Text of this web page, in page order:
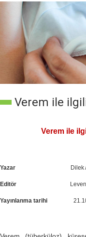
Verem ile
Verem ile
Yazar Dilek
Editör
Yayınlanma tarihi